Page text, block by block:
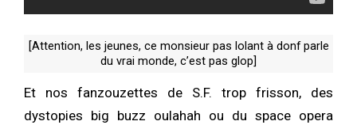
[Attention, les jeunes, ce monsieur pas lolant à donf parle
du vrai monde, c’est pas glop]
Et nos fanzouzettes de S.F. trop frisson, des
dystopies big buzz oulahah ou du space opera